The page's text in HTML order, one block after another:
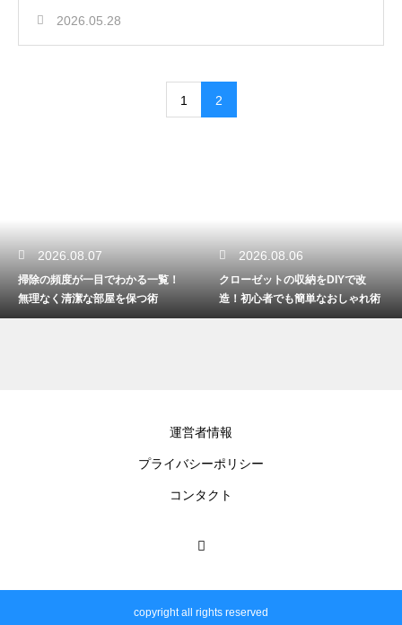
2026.05.28
1 2
2026.08.07
掃除の頻度が一目でわかる一覧！
無理なく清潔な部屋を保つ術
2026.08.06
クローゼットの収納をDIYで改
造！初心者でも簡単なおしゃれ術
運営者情報
プライバシーポリシー
コンタクト
copyright all rights reserved